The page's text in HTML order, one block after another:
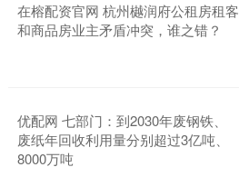
在榕配资官网 杭州樾润府公租房租客
和商品房业主矛盾冲突，谁之错？
优配网 七部门：到2030年废钢铁、
废纸年回收利用量分别超过3亿吨、
8000万吨